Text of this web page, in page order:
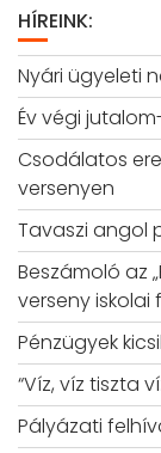
HÍREINK:
Nyári ügyeleti
Év végi
Csodálatos
versenyen
Tavaszi angol
Beszámoló az
verseny iskolai
Pénzügyek
“Víz, víz tiszta
Pályázati